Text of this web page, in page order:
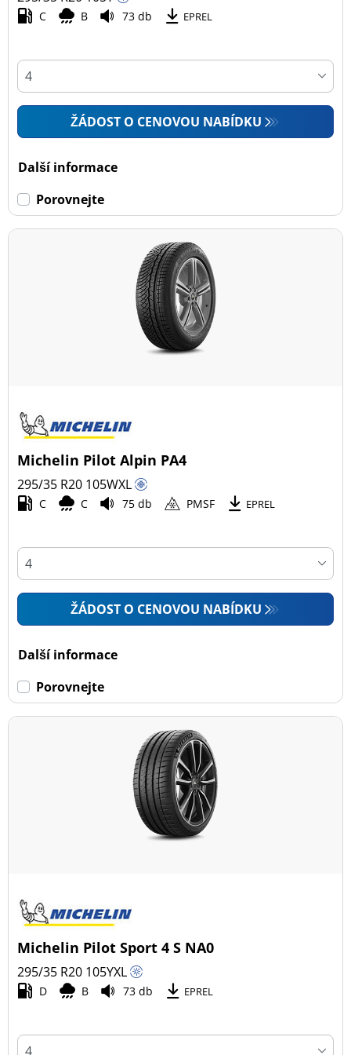
C B 73 db EPREL
ŽÁDOST O CENOVOU NABÍDKU
Další informace
Porovnejte
Michelin Pilot Alpin PA4
295/35 R20 105WXL
C C 75 db PMSF EPREL
ŽÁDOST O CENOVOU NABÍDKU
Další informace
Porovnejte
Michelin Pilot Sport 4 S NA0
295/35 R20 105YXL
D B 73 db EPREL